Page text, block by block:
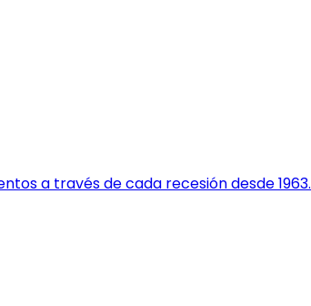
a través de cada recesión desde 1963.